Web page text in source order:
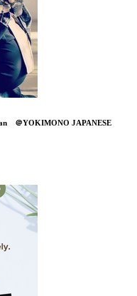
＠YOKIMONO JAPANESE